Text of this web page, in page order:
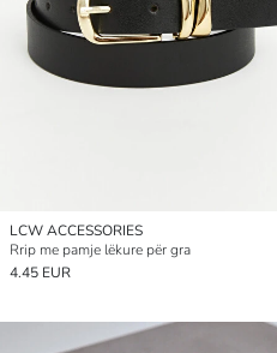
LCW ACCESSORIES
Rrip me pamje lëkure për gra
4.45 EUR